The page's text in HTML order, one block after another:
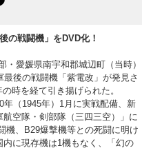
の戦闘機」をDVD化！
愛媛県南宇和郡城辺町（当時）
後の戦闘機「紫電改」が発見さ
時を経て引き揚げられた。
（1945年）1月に実戦配備、新
空隊・剣部隊（三四三空）」に
機、B29爆撃機等との死闘に明け
に現存機は1機もなく、「幻の